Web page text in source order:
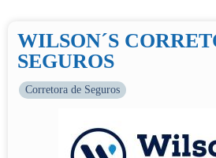
WILSON´S
SEGUROS
Corretora de Seguros